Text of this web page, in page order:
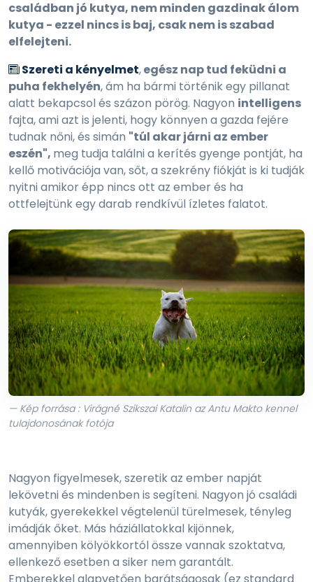
családban jó kutya, nem minden gazdinak álom
kutya - ezzel nincs is baj, csak nem is szabad
elfelejteni.
Szereti a kényelmet,egész nap tud feküdni a
puha fekhelyén, ám ha bármi történik egy pillanat
alatt bekapcsol és százon pörög. Nagyon intelligens
fajta, ami azt is jelenti, hogy könnyen a gazda fejére
tudnak nőni, és simán "túl akar járni az ember
eszén", meg tudja találni a kerítés gyenge pontját, ha
kellő motivációja van, sőt, a szekrény fiókját is ki tudják
nyitni amikor épp nincs ott az ember és ha
ottfelejtünk egy darab rendkívül ízletes falatot.
— Kép forrása : Virágné Szikszai Katalin az Antu Makto kennel
tulajdonosának fotója
Nagyon figyelmesek, szeretik az ember napját
lekövetni és mindenben is segíteni. Nagyon jó családi
kutyák, gyerekekkel végtelenül türelmesek, tényleg
imádják őket. Más háziállatokkal kijönnek,
amennyiben kölyökkortól össze vannak szoktatva,
ellenkező esetben a siker nem garantált.